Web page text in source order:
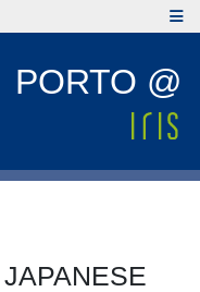
PORTO @